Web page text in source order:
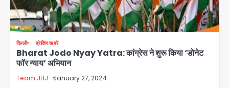
दिल्ली ब्रेकिंग खबरें
Bharat Jodo Nyay Yatra: कांग्रेस ने शुरू किया ‘डोनेट
फॉर न्याय’ अभियान
Team JHJ January 27, 2024